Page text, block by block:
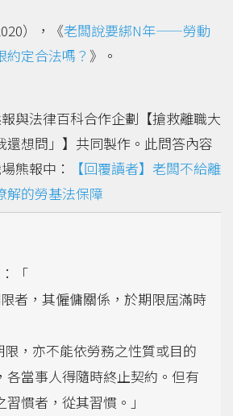
），《老闆說要綁N年——勞動
定合法嗎？ 》。
與法律百科合作企劃【搶救離職大
還想問」】共同製作。此問答內容
熊報中：
【回覆讀者】老闆不給離
解的勞基法保障
：「
者，其僱傭關係，於期限屆滿時
限，亦不能依勞務之性質或目的
各當事人得隨時終止契約。但有
慣者，從其習慣。」